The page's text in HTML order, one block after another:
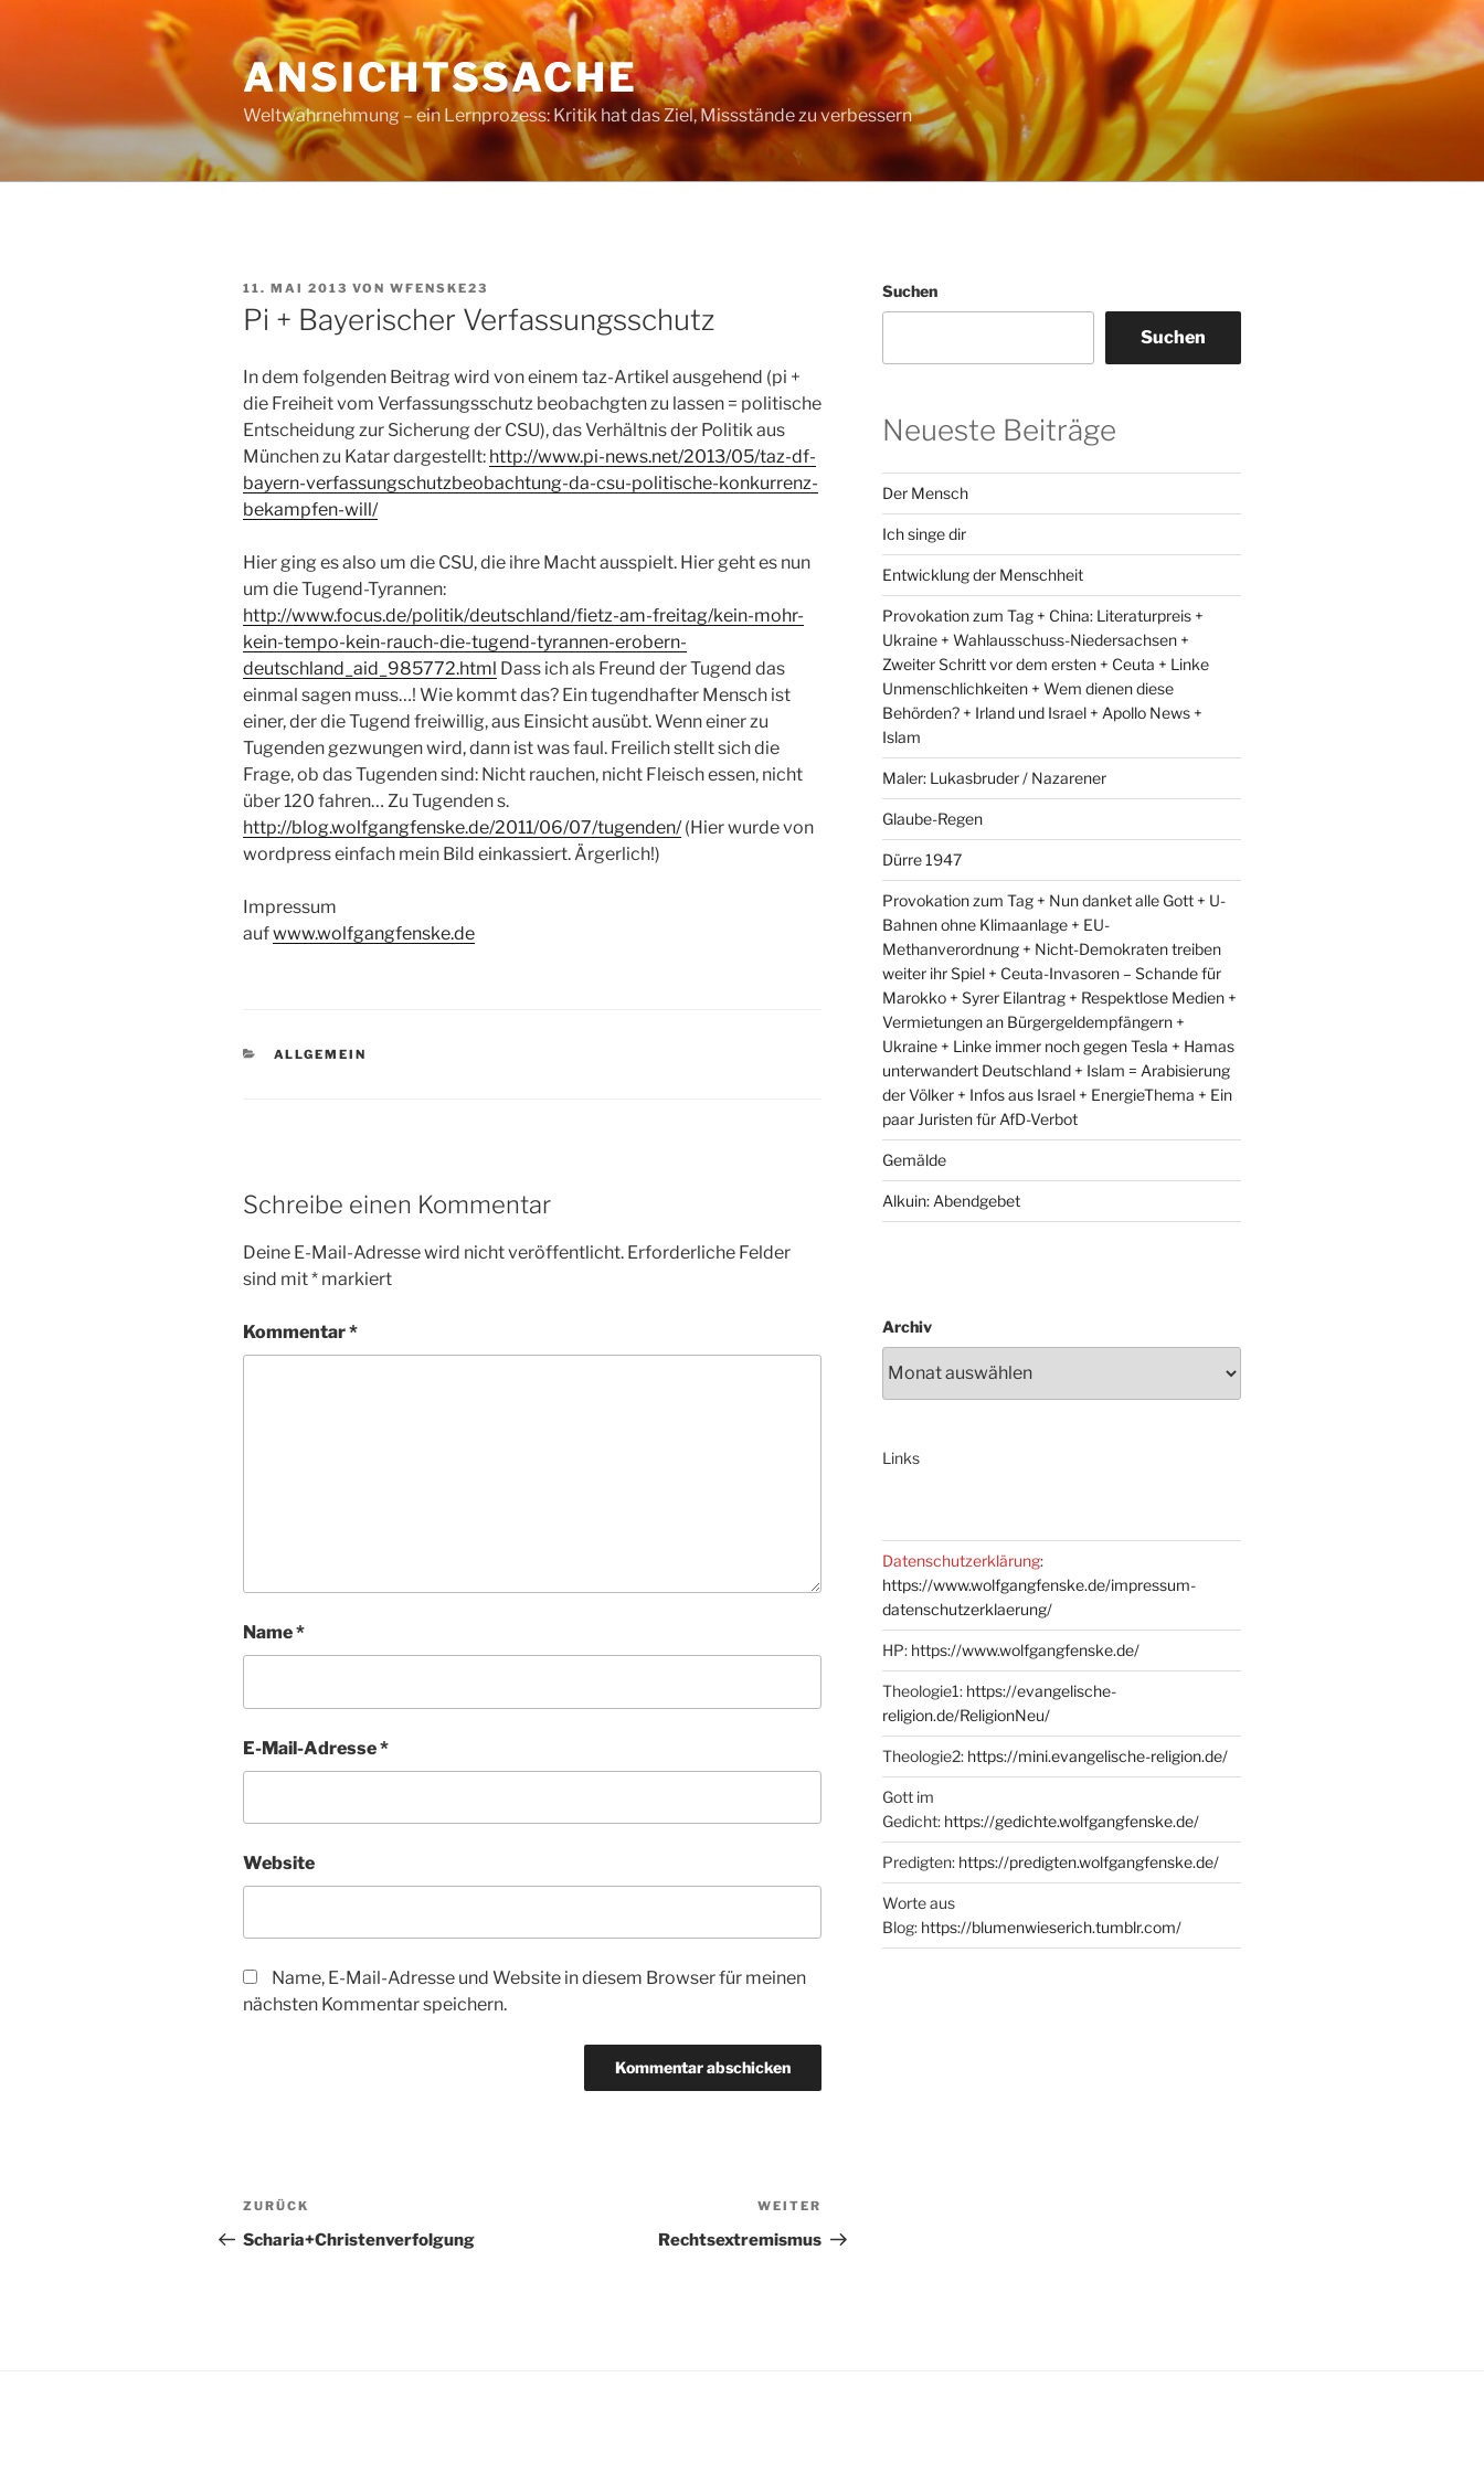
ANSICHTSSACHE
Weltwahrnehmung – ein Lernprozess: Kritik hat das Ziel, Missstände zu verbessern
VERÖFFENTLICHT
AM
11. MAI 2013 VON WFENSKE23
Pi + Bayerischer Verfassungsschutz
In dem folgenden Beitrag wird von einem taz-Artikel ausgehend (pi +
die Freiheit vom Verfassungsschutz beobachgten zu lassen = politische
Entscheidung zur Sicherung der CSU), das Verhältnis der Politik aus
München zu Katar dargestellt: http://www.pi-news.net/2013/05/taz-df-
bayern-verfassungschutzbeobachtung-da-csu-politische-konkurrenz-
bekampfen-will/
Hier ging es also um die CSU, die ihre Macht ausspielt. Hier geht es nun
um die Tugend-Tyrannen:
http://www.focus.de/politik/deutschland/fietz-am-freitag/kein-mohr-
kein-tempo-kein-rauch-die-tugend-tyrannen-erobern-
deutschland_aid_985772.html Dass ich als Freund der Tugend das
einmal sagen muss…! Wie kommt das? Ein tugendhafter Mensch ist
einer, der die Tugend freiwillig, aus Einsicht ausübt. Wenn einer zu
Tugenden gezwungen wird, dann ist was faul. Freilich stellt sich die
Frage, ob das Tugenden sind: Nicht rauchen, nicht Fleisch essen, nicht
über 120 fahren… Zu Tugenden s.
http://blog.wolfgangfenske.de/2011/06/07/tugenden/(Hier wurde von
wordpress einfach mein Bild einkassiert. Ärgerlich!)
Impressum
aufwww.wolfgangfenske.de
KATEGORIEN
ALLGEMEIN
Schreibe einen Kommentar
Deine E-Mail-Adresse wird nicht veröffentlicht. Erforderliche Felder
sind mit* markiert
Kommentar*
Name*
E-Mail-Adresse*
Website
Name, E-Mail-Adresse und Website in diesem Browser für meinen
nächsten Kommentar speichern.
Beitragsnavigation
Vorheriger
Beitrag
ZURÜCK
Scharia+Christenverfolgung
Beitrag
WEITER
Rechtsextremismus
Suchen
Suchen
Neueste Beiträge
Der Mensch
Ich singe dir
Entwicklung der Menschheit
Provokation zum Tag + China: Literaturpreis +
Ukraine + Wahlausschuss-Niedersachsen +
Zweiter Schritt vor dem ersten + Ceuta + Linke
Unmenschlichkeiten + Wem dienen diese
Behörden? + Irland und Israel + Apollo News +
Islam
Maler: Lukasbruder / Nazarener
Glaube-Regen
Dürre 1947
Provokation zum Tag + Nun danket alle Gott + U-
Bahnen ohne Klimaanlage + EU-
Methanverordnung + Nicht-Demokraten treiben
weiter ihr Spiel + Ceuta-Invasoren – Schande für
Marokko + Syrer Eilantrag + Respektlose Medien +
Vermietungen an Bürgergeldempfängern +
Ukraine + Linke immer noch gegen Tesla + Hamas
unterwandert Deutschland + Islam = Arabisierung
der Völker + Infos aus Israel + EnergieThema + Ein
paar Juristen für AfD-Verbot
Gemälde
Alkuin: Abendgebet
Archiv
Links
Datenschutzerklärung:
https://www.wolfgangfenske.de/impressum-
datenschutzerklaerung/
HP: https://www.wolfgangfenske.de/
Theologie1: https://evangelische-
religion.de/ReligionNeu/
Theologie2: https://mini.evangelische-religion.de/
Gott im
Gedicht: https://gedichte.wolfgangfenske.de/
Predigten: https://predigten.wolfgangfenske.de/
Worte aus
Blog: https://blumenwieserich.tumblr.com/